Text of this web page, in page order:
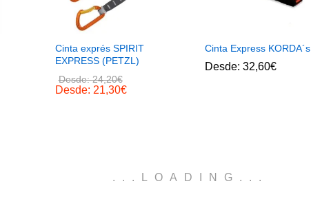
Cinta exprés SPIRIT
EXPRESS (PETZL)
Desde:24,20€
Desde: 21,30€
Cinta Express KORDA´s
Desde: 32,60€
. . . LOADING . . .